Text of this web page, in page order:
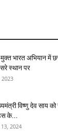
मुक्त भारत अभियान में
स्थान पर
2023
विष्णु देव साय
के...
2024